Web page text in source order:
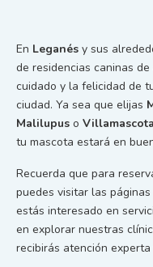
En Leganés y sus
de residencias caninas
cuidado y la felicidad de
ciudad. Ya sea que elijas
Malilupus o
tu mascota estará en
Recuerda que para
puedes visitar las
estás interesado en
en explorar nuestras
recibirás atención